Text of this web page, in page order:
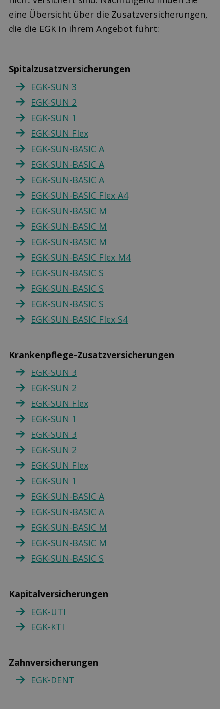
eine Übersicht über die Zusatzversicherungen,
die die EGK in ihrem Angebot führt:
Spitalzusatzversicherungen
EGK-SUN 3
EGK-SUN 2
EGK-SUN 1
EGK-SUN Flex
EGK-SUN-BASIC A
EGK-SUN-BASIC A
EGK-SUN-BASIC A
EGK-SUN-BASIC Flex A4
EGK-SUN-BASIC M
EGK-SUN-BASIC M
EGK-SUN-BASIC M
EGK-SUN-BASIC Flex M4
EGK-SUN-BASIC S
EGK-SUN-BASIC S
EGK-SUN-BASIC S
EGK-SUN-BASIC Flex S4
Krankenpflege-Zusatzversicherungen
EGK-SUN 3
EGK-SUN 2
EGK-SUN Flex
EGK-SUN 1
EGK-SUN 3
EGK-SUN 2
EGK-SUN Flex
EGK-SUN 1
EGK-SUN-BASIC A
EGK-SUN-BASIC A
EGK-SUN-BASIC M
EGK-SUN-BASIC M
EGK-SUN-BASIC S
Kapitalversicherungen
EGK-UTI
EGK-KTI
Zahnversicherungen
EGK-DENT